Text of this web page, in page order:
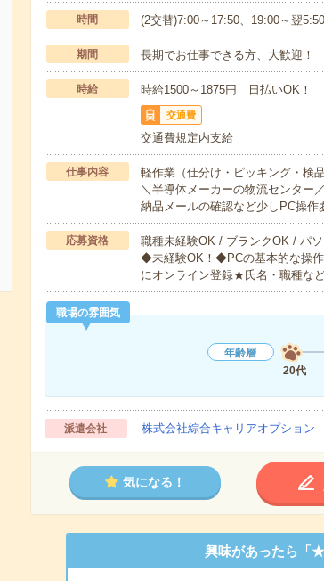
時間 (2交替)7:00～17:50、19:00～翌
期間 長期でお仕事できる方、大歓迎！
時給 時給1500～1875円 日払いOK！
交通費
交通費規定内支給
仕事内容
軽作業（仕分け・ピッキング・検
＼半導体メーカーの物流センター
納品メールの確認など少しPC操
応募資格
職種未経験OK / ブランクOK / パ
◆未経験OK！◆PCの基本的な操作
にオンライン登録★氏名・職種な
職場の雰囲気
年齢層
20代
派遣会社 株式会社綜合キャリアオプション
気になる！
興味があったら「